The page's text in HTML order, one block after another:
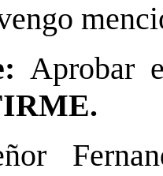
Aprobar